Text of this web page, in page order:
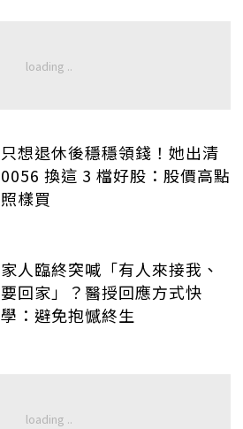
只想退休後穩穩領錢！她出清
0056 換這 3 檔好股：股價高點
照樣買
家人臨終突喊「有人來接我、
要回家」？醫授回應方式快
學：避免抱憾終生